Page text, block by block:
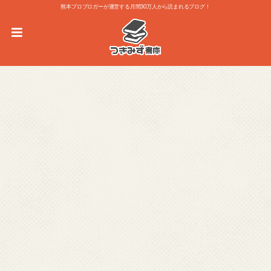
熊本プロブロガーが運営する月間30万人から読まれるブログ！